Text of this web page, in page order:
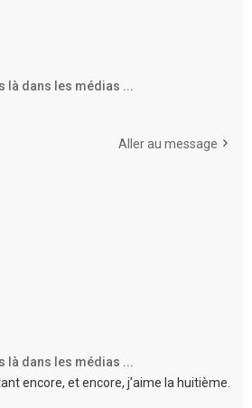
là dans les médias ...
Aller au message
là dans les médias ...
encore, et encore, j’aime la huitième.